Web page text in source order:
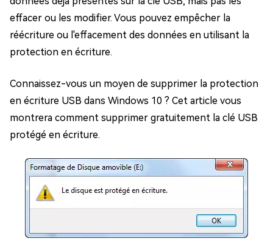
effacer ou les modifier. Vous pouvez empêcher la
réécriture ou l'effacement des données en utilisant la
protection en écriture.
Connaissez-vous un moyen de supprimer la protection
en écriture USB dans Windows 10 ? Cet article vous
montrera comment supprimer gratuitement la clé USB
protégé en écriture.